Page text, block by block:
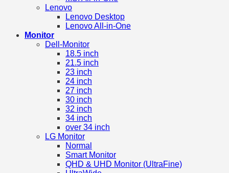
Lenovo
Lenovo Desktop
Lenovo All-in-One
Monitor
Dell-Monitor
18.5 inch
21.5 inch
23 inch
24 inch
27 inch
30 inch
32 inch
34 inch
over 34 inch
LG Monitor
Normal
Smart Monitor
QHD & UHD Monitor (UltraFine)